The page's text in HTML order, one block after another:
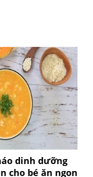
dinh dưỡng
cho bé ăn ngon